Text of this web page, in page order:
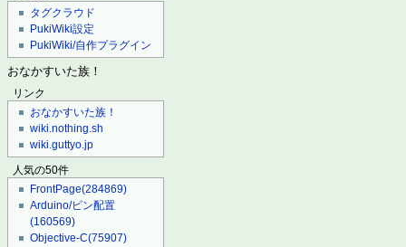
タグクラウド
PukiWiki設定
PukiWiki/自作プラグイン
おなかすいた族！
リンク
おなかすいた族！
wiki.nothing.sh
wiki.guttyo.jp
人気の50件
FrontPage(284869)
Arduino/ピン配置
(160569)
Objective-C(75907)